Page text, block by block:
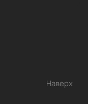
Наверх